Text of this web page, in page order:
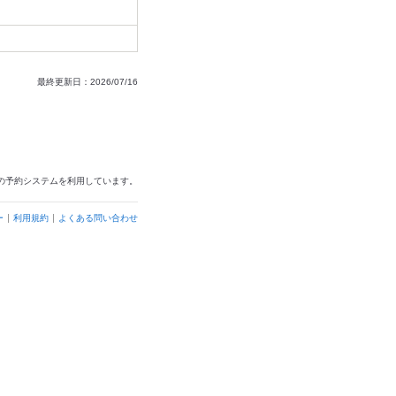
最終更新日：2026/07/16
約システムを利用しています。
利用規約 よくある問い合わせ